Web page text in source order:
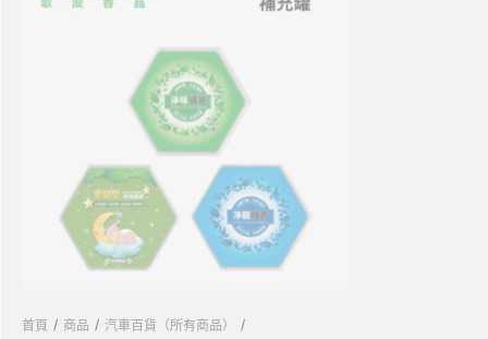
首頁 / 商品 / 汽車百貨（所有商品）
/